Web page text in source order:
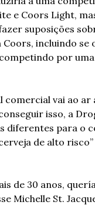
e Coors Light,
suposições
incluindo se
por uma
comercial vai ao ar
isso, a
diferentes para o
de alto
de 30 anos,
Michelle St.